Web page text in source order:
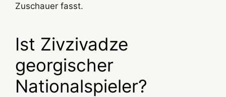
Zuschauer fasst.
Ist Zivzivadze
georgischer
Nationalspieler?